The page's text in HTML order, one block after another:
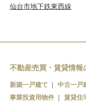
仙台市地下鉄東西線
不動産売買・賃貸情報
新築一戸建て 中古一戸
事業投資用物件
賃貸住